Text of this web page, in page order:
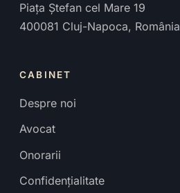
Piața Ștefan cel Mare 19
400081 Cluj-Napoca, România
CABINET
Despre noi
Avocat
Onorarii
Confidențialitate